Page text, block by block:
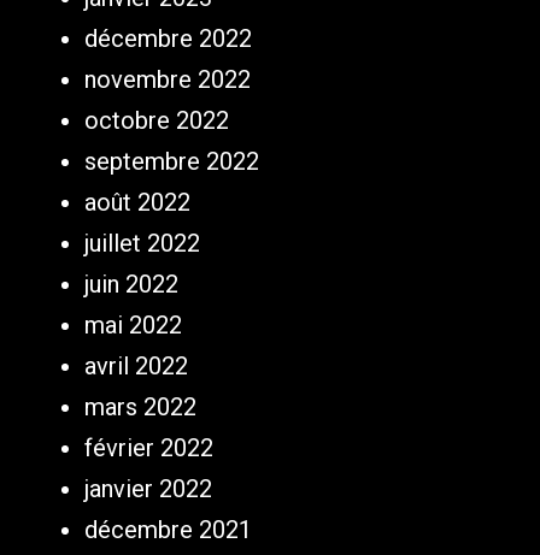
décembre 2022
novembre 2022
octobre 2022
septembre 2022
août 2022
juillet 2022
juin 2022
mai 2022
avril 2022
mars 2022
février 2022
janvier 2022
décembre 2021